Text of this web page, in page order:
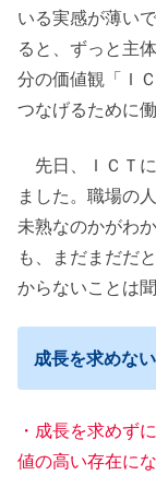
いる実感が薄い
ると、ずっと主
分の価値観「Ｉ
つなげるために
先日、ＩＣＴ
ました。職場の
未熟なのかがわ
も、まだまだだ
からないことは
成長を求めな
・成長を求めず
値の高い存在に